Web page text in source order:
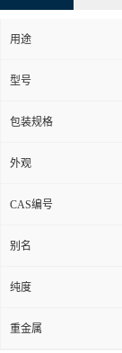
用途
型号
包装规格
外观
CAS编号
别名
纯度
重金属